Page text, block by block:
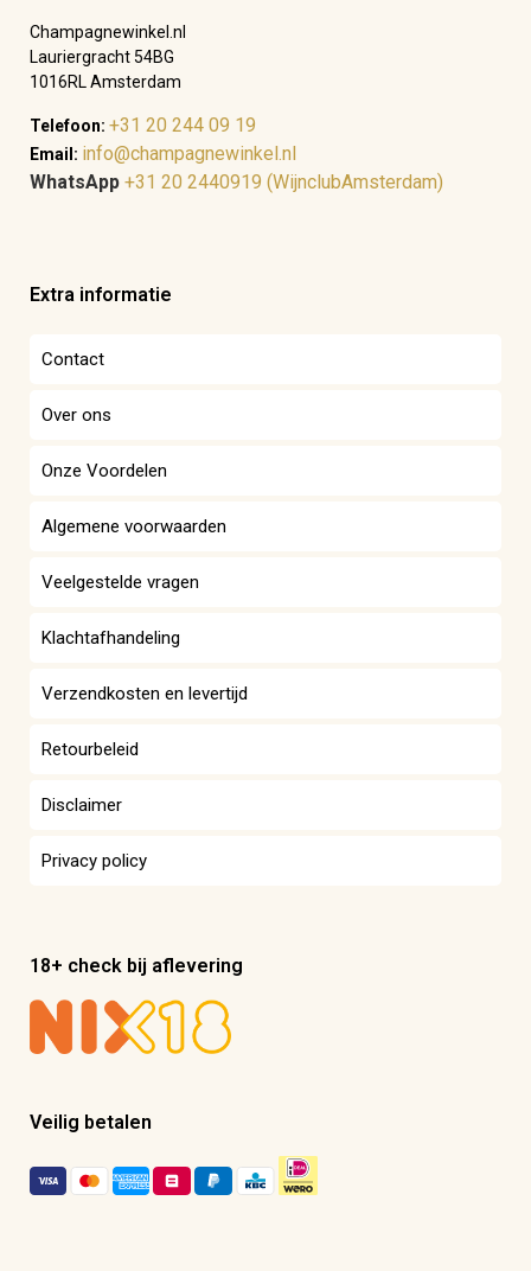
Champagnewinkel.nl
Lauriergracht 54BG
1016RL Amsterdam
Telefoon: +31 20 244 09 19
Email: info@champagnewinkel.nl
WhatsApp +31 20 2440919 (WijnclubAmsterdam)
Extra informatie
Contact
Over ons
Onze Voordelen
Algemene voorwaarden
Veelgestelde vragen
Klachtafhandeling
Verzendkosten en levertijd
Retourbeleid
Disclaimer
Privacy policy
18+ check bij aflevering
Veilig betalen